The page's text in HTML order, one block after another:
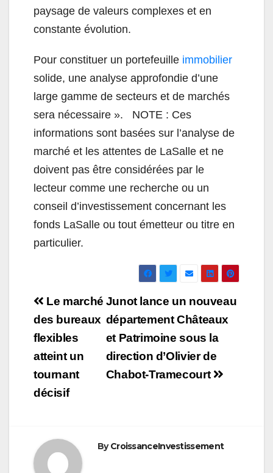
paysage de valeurs complexes et en
constante évolution.
Pour constituer un portefeuille immobilier
solide, une analyse approfondie d’une
large gamme de secteurs et de marchés
sera nécessaire ». NOTE : Ces
informations sont basées sur l’analyse de
marché et les attentes de LaSalle et ne
doivent pas être considérées par le
lecteur comme une recherche ou un
conseil d’investissement concernant les
fonds LaSalle ou tout émetteur ou titre en
particulier.
Navigation
de
l’article
Junot lance un nouveau
département Châteaux
et Patrimoine sous la
direction d’Olivier de
Chabot-Tramecourt
Le marché
des bureaux
flexibles
atteint un
tournant
décisif
ByCroissanceInvestissement